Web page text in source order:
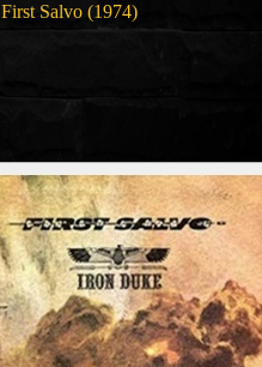
First Salvo (1974)